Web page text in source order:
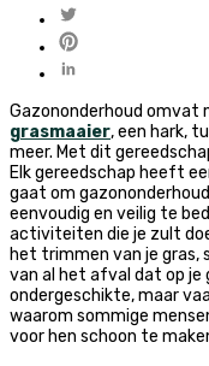
Gazononderhoud omvat
grasmaaier, een hark,
meer. Met dit
Elk gereedschap heeft
gaat om
eenvoudig en veilig te
activiteiten die je zult
het trimmen van je gras,
van al het afval dat op je
ondergeschikte, maar
waarom sommige
voor hen schoon te